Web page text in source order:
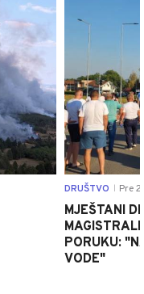
DRUŠTVO Pre 2
MJEŠTANI
PORUKU:
VODE"